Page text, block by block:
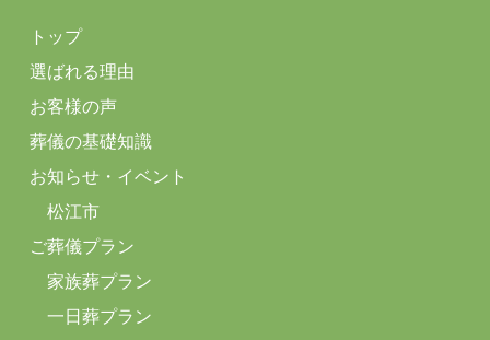
トップ
選ばれる理由
お客様の声
葬儀の基礎知識
お知らせ・イベント
松江市
ご葬儀プラン
家族葬プラン
一日葬プラン